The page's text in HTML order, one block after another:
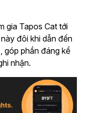
gia Tapos Cat tới
đôi khi dẫn đến
góp phần đáng kể
nhận.